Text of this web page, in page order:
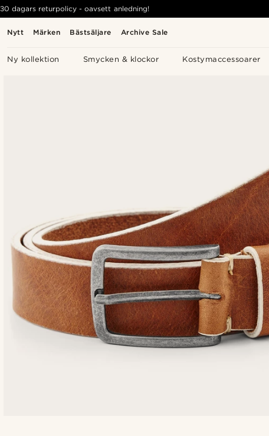
Nytt Märken Bästsäljare Archive Sale
Ny kollektion Smycken & klockor Kostymaccessoarer
30 dagars returpolicy - oavsett anledning!